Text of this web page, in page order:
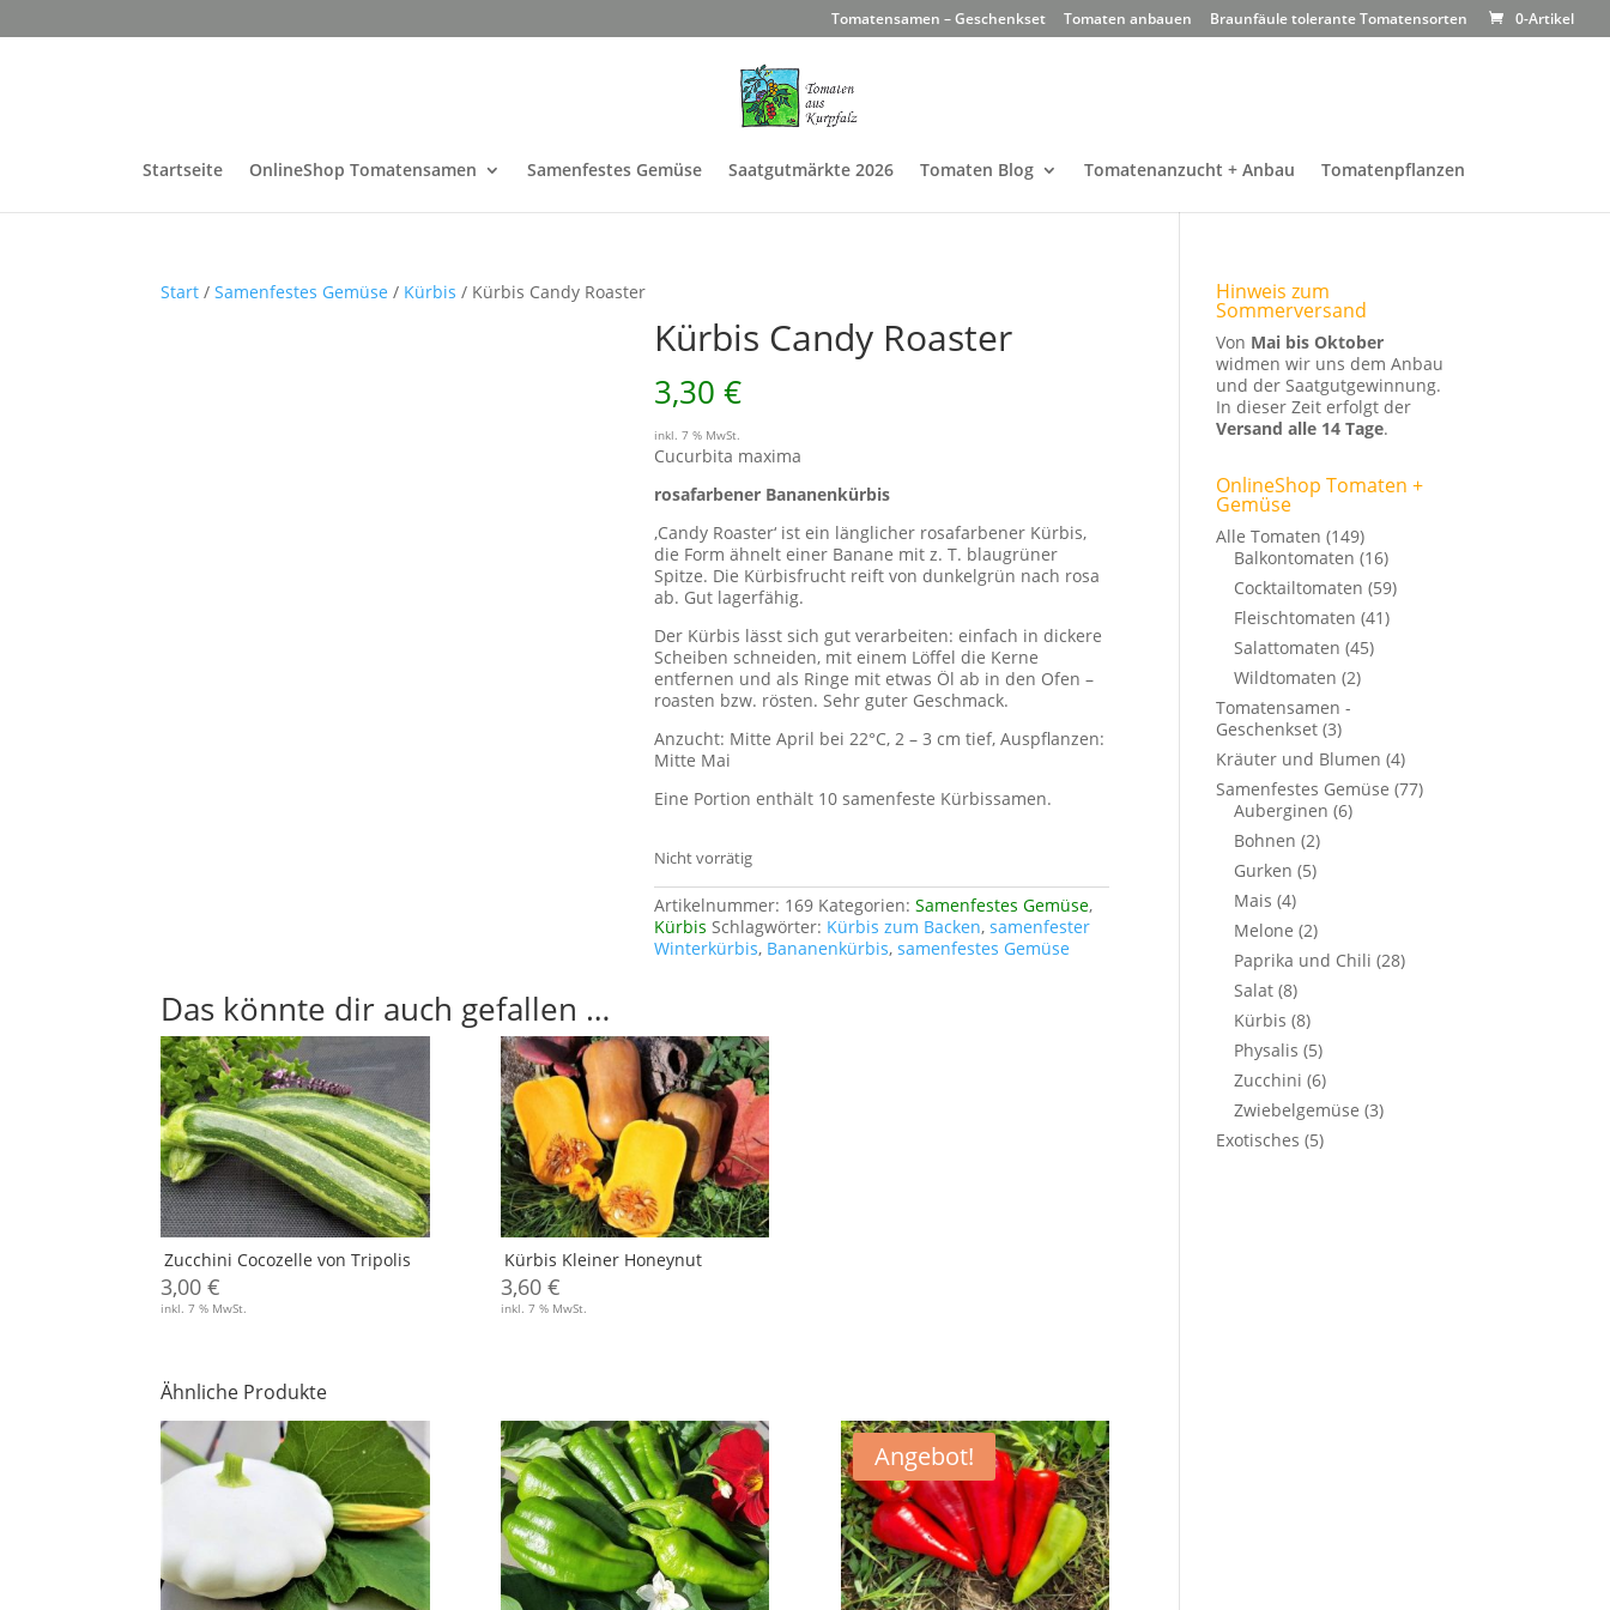
Tomatensamen – Geschenkset Tomaten anbauen Braunfäule tolerante Tomatensorten 0-Artikel
Startseite OnlineShop Tomatensamen Samenfestes Gemüse Saatgutmärkte 2026 Tomaten Blog Tomatenanzucht + Anbau Tomatenpflanzen
Start /Samenfestes Gemüse / Kürbis / Kürbis Candy Roaster
Kürbis Candy Roaster
3,30€
inkl. 7 % MwSt.
Cucurbita maxima
rosafarbener Bananenkürbis
‚Candy Roaster‘ ist ein länglicher rosafarbener Kürbis,
die Form ähnelt einer Banane mit z. T. blaugrüner
Spitze. Die Kürbisfrucht reift von dunkelgrün nach rosa
ab. Gut lagerfähig.
Der Kürbis lässt sich gut verarbeiten: einfach in dickere
Scheiben schneiden, mit einem Löffel die Kerne
entfernen und als Ringe mit etwas Öl ab in den Ofen –
roasten bzw. rösten. Sehr guter Geschmack.
Anzucht: Mitte April bei 22°C, 2 – 3 cm tief, Auspflanzen:
Mitte Mai
Eine Portion enthält 10 samenfeste Kürbissamen.
Nicht vorrätig
Artikelnummer: 169 Kategorien:Samenfestes Gemüse,
Kürbis Schlagwörter: Kürbis zum Backen,samenfester
Winterkürbis, Bananenkürbis,samenfestes Gemüse
Das könnte dir auch gefallen …
Zucchini Cocozelle von Tripolis
3,00€
inkl. 7 % MwSt.
Kürbis Kleiner Honeynut
3,60 €
inkl. 7 % MwSt.
Ähnliche Produkte
Angebot!
Hinweis zum
Sommerversand
Von Mai bis Oktober
widmen wir uns dem Anbau
und der Saatgutgewinnung.
In dieser Zeit erfolgt der
Versand alle 14 Tage.
OnlineShop Tomaten +
Gemüse
Alle Tomaten (149)
Balkontomaten (16)
Cocktailtomaten (59)
Fleischtomaten (41)
Salattomaten (45)
Wildtomaten (2)
Tomatensamen -
Geschenkset (3)
Kräuter und Blumen (4)
Samenfestes Gemüse (77)
Auberginen (6)
Bohnen (2)
Gurken (5)
Mais (4)
Melone (2)
Paprika und Chili (28)
Salat (8)
Kürbis (8)
Physalis (5)
Zucchini (6)
Zwiebelgemüse (3)
Exotisches (5)